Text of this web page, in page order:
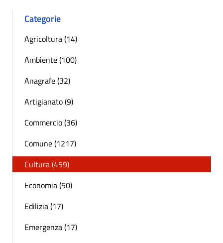
Categorie
Agricoltura (14)
Ambiente (100)
Anagrafe (32)
Artigianato (9)
Commercio (36)
Comune (1217)
Cultura (459)
Economia (50)
Edilizia (17)
Emergenza (17)